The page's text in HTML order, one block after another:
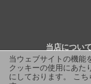
当ウェブサイトの機能
クッキーの使用にあた
にしております。 こ
当店について
詳細検索